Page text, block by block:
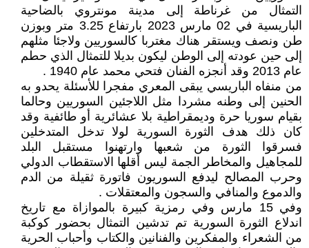
التمثال من غرناطة إلى مدينة مونتروي بالضاحية
الباريسية في 02 مارس 2023 بارتفاع 3.25 متر وبوزن
طن ونصف ويستقر هناك مغتربا كالسوريين ولاجئا مثلهم
إلى حين عودته إلى الوطن ليكون بديلا للتمثال الذي حطم
عام 2013 وقد أنجزه الفنان فتحي محمد عام 1940 .
من منفاه الباريسي يبقى المعري مفجرا للأسئلة يحدو به
الحنين إلى وطنه مشردا مثل اللاجئين السوريين وحالما
بقيام سوريا حرة وديمقراطية بلا عشائرية أو طائفية وقد
كان ذلك هدف الثورة السورية لولا تدخل المتدخلين
فسرقوا الثورة من شعبها وارتهنوا مستقبل البلد
للمجاهيل والمخاطر الجمة ليس أقلها الاستقطاب الدولي
وحرب المصالح ليدفع السوريون فاتورة ثقيلة من الدم
والدموع والمنافي والسجون والمعتقلات .
وفي 15 مارس وفي رمزية كبيرة بالموازاة مع تاريخ
اندلاع الثورة السورية تم تدشين التمثال بحضور كوكبة
من الشعراء والمفكرين والفنانين والكتاب وأحباب الحرية